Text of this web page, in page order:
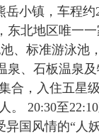
岳小镇，车程
北地区唯一
、标准游泳池
泉、石板温泉
合，入住五星
。 20:30至
异国风情的“人